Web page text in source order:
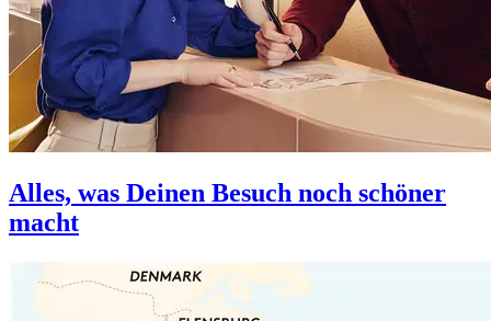
Alles, was Deinen Besuch noch schöner
macht